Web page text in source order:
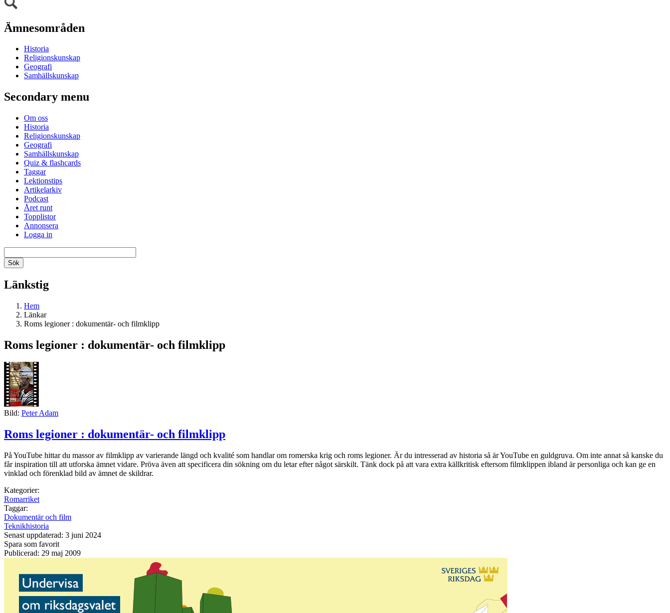
Ämnesområden
Historia
Religionskunskap
Geografi
Samhällskunskap
Secondary menu
Om oss
Historia
Religionskunskap
Geografi
Samhällskunskap
Quiz & flashcards
Taggar
Lektionstips
Artikelarkiv
Podcast
Året runt
Topplistor
Annonsera
Logga in
Länkstig
Hem
Länkar
Roms legioner : dokumentär- och filmklipp
Roms legioner : dokumentär- och filmklipp
Bild: Peter Adam
Roms legioner : dokumentär- och filmklipp
På YouTube hittar du massor av filmklipp av varierande längd och kvalité som handlar om romerska krig och roms legioner. Är du intresserad av historia så är YouTube en guldgruva. Om inte annat så kanske du
får inspiration till att utforska ämnet vidare. Pröva även att specificera din sökning om du letar efter något särskilt. Tänk dock på att vara extra källkritisk eftersom filmklippen ibland är personliga och kan ge en
vinklad och förenklad bild av ämnet de skildrar.
Kategorier:
Romarriket
Taggar:
Dokumentär och film
Teknikhistoria
Senast uppdaterad: 3 juni 2024
Spara som favorit
Publicerad: 29 maj 2009